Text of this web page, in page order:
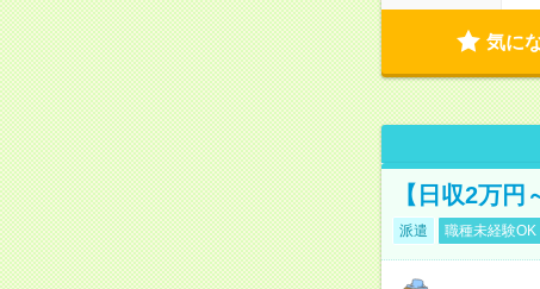
気に
【日収2万
派遣 職種未経験OK